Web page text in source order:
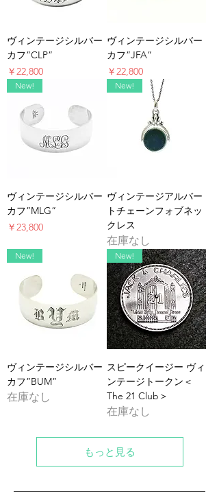
ヴィンテージシルバー
カフ”CLP”
価格
￥22,800
ヴィンテージシルバー
カフ”JFA”
価格
￥22,800
New!
ヴィンテージシルバー
カフ”MLG”
価格
￥23,800
New!
ヴィンテージアルバー
トチェーンフォブネッ
クレス
在庫なし
New!
ヴィンテージシルバー
カフ”BUM”
在庫なし
New!
スピークイージー ヴィ
ンテージトークン＜
The 21 Club＞
在庫なし
もっと見る